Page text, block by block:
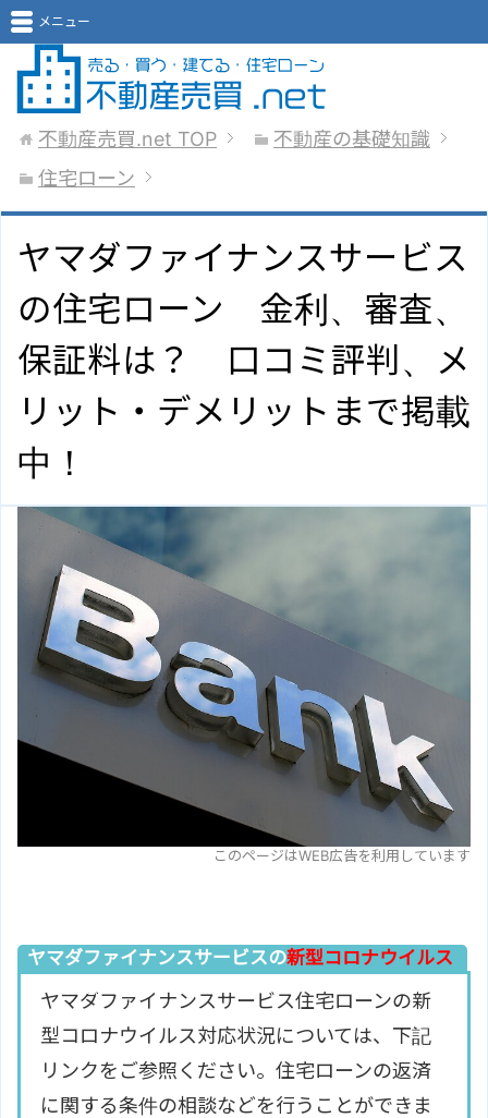
メニュー
不動産売買.net TOP
不動産の基礎知識
住宅ローン
ヤマダファイナンスサービス
の住宅ローン 金利、審査、
保証料は？ 口コミ評判、メ
リット・デメリットまで掲載
中！
このページはWEB広告を利用しています
ヤマダファイナンスサービスの新型コロナウイルス
ヤマダファイナンスサービス住宅ローンの新
型コロナウイルス対応状況については、下記
リンクをご参照ください。住宅ローンの返済
に関する条件の相談などを行うことができま